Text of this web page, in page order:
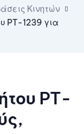
Κινητών
PT-1239 για
PT-